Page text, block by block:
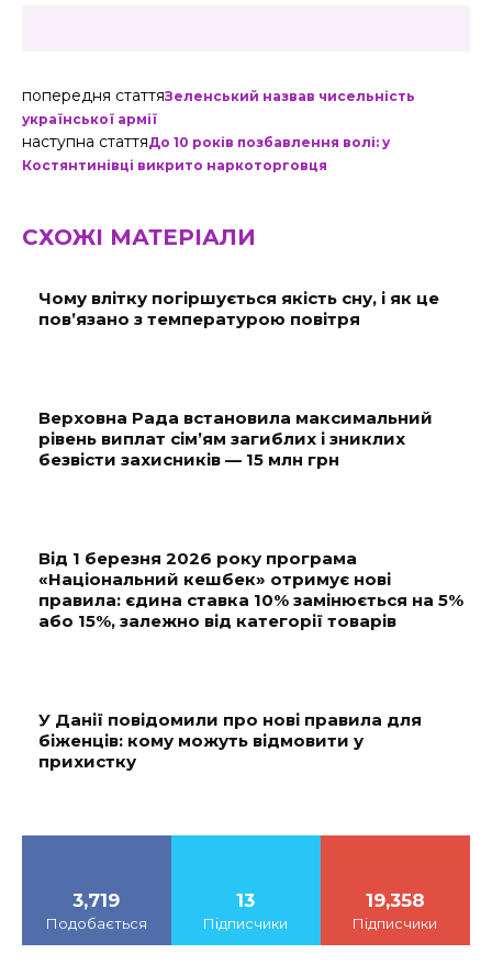
попередня статтяЗеленський назвав чисельність
української армії
наступна статтяДо 10 років позбавлення волі: у
Костянтинівці викрито наркоторговця
СХОЖІ МАТЕРІАЛИ
Чому влітку погіршується якість сну, і як це
пов’язано з температурою повітря
Верховна Рада встановила максимальний
рівень виплат сім’ям загиблих і зниклих
безвісти захисників — 15 млн грн
Від 1 березня 2026 року програма
«Національний кешбек» отримує нові
правила: єдина ставка 10% замінюється на 5%
або 15%, залежно від категорії товарів
У Данії повідомили про нові правила для
біженців: кому можуть відмовити у
прихистку
3,719
Подобається
13
Підписчики
19,358
Підписчики